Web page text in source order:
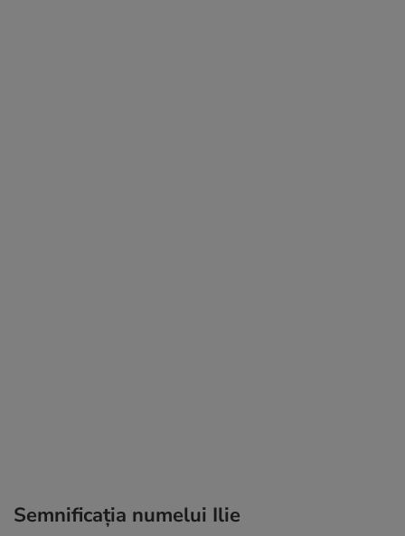
Semnificația numelui Ilie